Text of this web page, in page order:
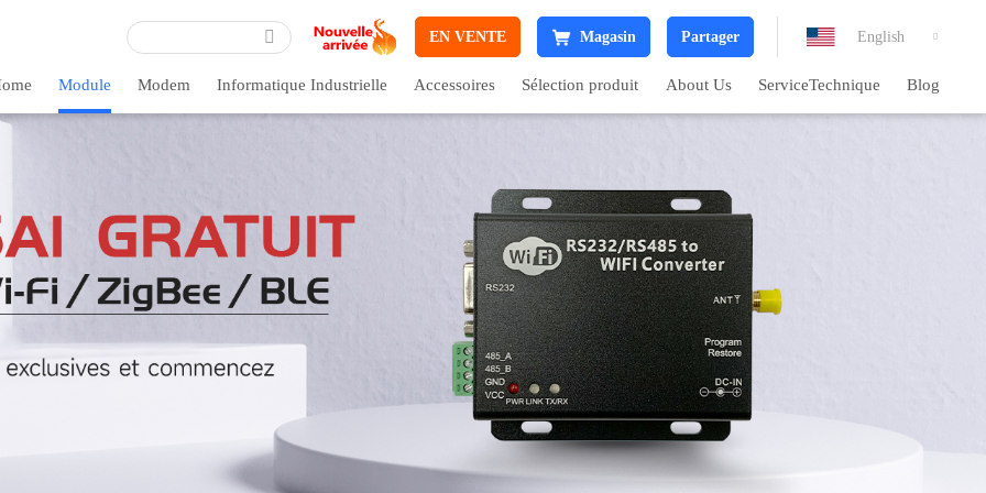
EN VENTE Magasin Partager English 
Module Modem Informatique Industrielle Accessoires Sélection produit About Us ServiceTechnique Blog